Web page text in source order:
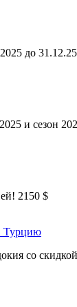
до
и сезон
2150 $
Турцию
со